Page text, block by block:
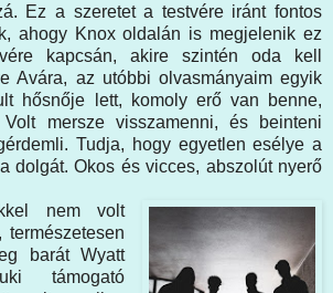
Ez a szeretet a testvére iránt fontos
ahogy Knox oldalán is megjelenik ez
kapcsán, akire szintén oda kell
Avára, az utóbbi olvasmányaim egyik
hősnője lett, komoly erő van benne,
Volt mersze visszamenni, és beinteni
Tudja, hogy egyetlen esélye a
dolgát. Okos és vicces, abszolút nyerő
nem volt
természetesen
barát Wyatt
támogató